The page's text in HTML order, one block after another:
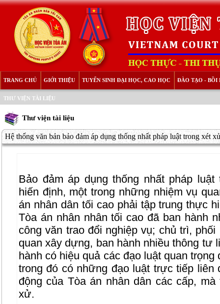
TRANG CHỦ GIỚI THIỆU TUYỂN SINH ĐẠI HỌC, CAO HỌC ĐÀO TẠO - BỒI
THƯ VIỆN TÀI LIỆU
Thư viện tài liệu
Hệ thống văn bản bảo đảm áp dụng thống nhất pháp luật trong xét
Bảo đảm áp dụng thống nhất pháp
hiến định, một trong những nhiệm vụ
án nhân dân tối cao phải tập trung thực
Tòa án nhân nhân tối cao đã ban hành
công văn trao đổi nghiệp vụ; chủ trì,
quan xây dựng, ban hành nhiều thông tư
hành có hiệu quả các đạo luật quan
trong đó có những đạo luật trực tiếp liên
động của Tòa án nhân dân các cấp,
xử.